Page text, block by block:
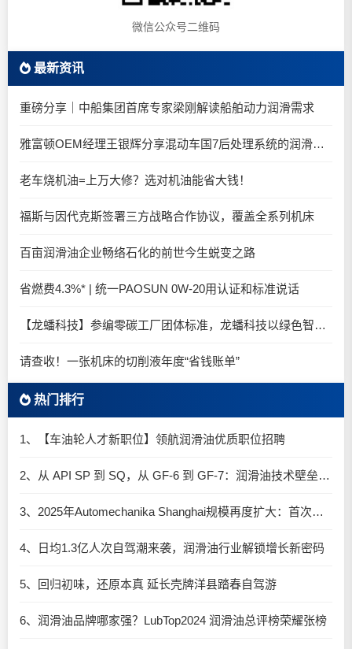
微信公众号二维码
最新资讯
重磅分享｜中船集团首席专家梁刚解读船舶动力润滑需求
雅富顿OEM经理王银辉分享混动车国7后处理系统的润滑油要求
老车烧机油=上万大修？选对机油能省大钱！
福斯与因代克斯签署三方战略合作协议，覆盖全系列机床
百亩润滑油企业畅络石化的前世今生蜕变之路
省燃费4.3%* | 统一PAOSUN 0W-20用认证和标准说话
【龙蟠科技】参编零碳工厂团体标准，龙蟠科技以绿色智造锚定零碳未来
请查收！一张机床的切削液年度“省钱账单”
热门排行
1、【车油轮人才新职位】领航润滑油优质职位招聘
2、从 API SP 到 SQ，从 GF-6 到 GF-7：润滑油技术壁垒再升高，你准备好了吗？
3、2025年Automechanika Shanghai规模再度扩大：首次启用国家会展中心（上海）全部15个展馆
4、日均1.3亿人次自驾潮来袭，润滑油行业解锁增长新密码​
5、回归初味，还原本真 延长壳牌洋县踏春自驾游
6、润滑油品牌哪家强？LubTop2024 润滑油总评榜荣耀张榜